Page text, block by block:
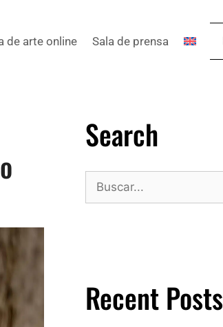
de arte online Sala de prensa
Search
Recent Posts